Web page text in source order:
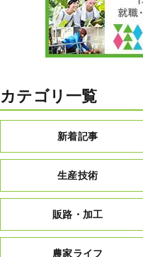
カテゴリ一覧
新着記事
生産技術
販路・加工
農家ライフ